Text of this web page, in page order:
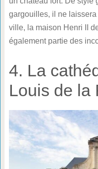
gargouilles, il ne
ville, la maison Henri II
également partie des
4. La
Louis de la